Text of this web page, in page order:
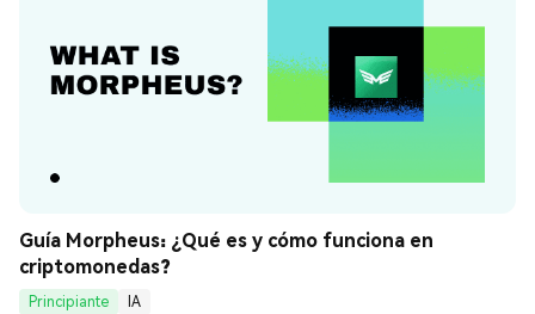
Guía Morpheus: ¿Qué es y cómo funciona en
criptomonedas?
Principiante
IA